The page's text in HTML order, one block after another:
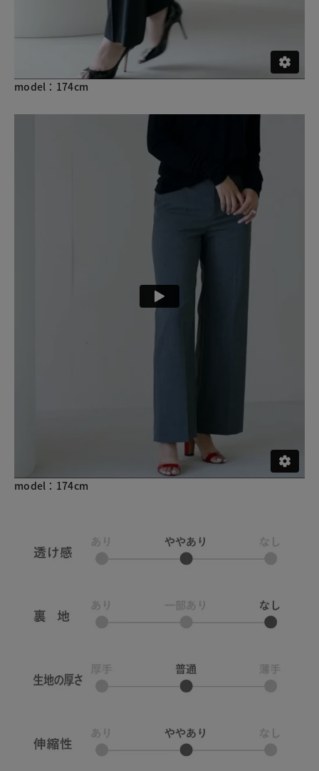
model：174cm
model：174cm